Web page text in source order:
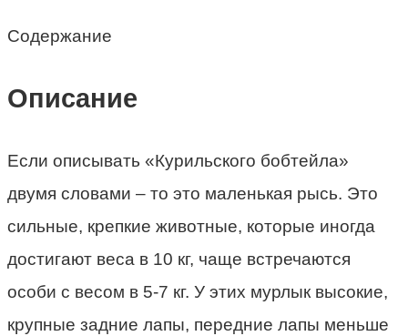
Содержание
Описание
Если описывать «Курильского бобтейла»
двумя словами – то это маленькая рысь. Это
сильные, крепкие животные, которые иногда
достигают веса в 10 кг, чаще встречаются
особи с весом в 5-7 кг. У этих мурлык высокие,
крупные задние лапы, передние лапы меньше